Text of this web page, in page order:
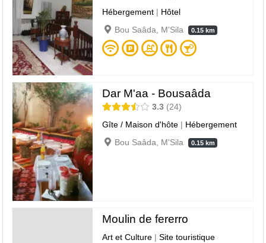
Hébergement | Hôtel
Bou Saâda, M'Sila
0.15 km
Dar M'aa - Bousaâda
3.3 24
Gîte / Maison d'hôte | Hébergement
Bou Saâda, M'Sila
0.15 km
Moulin de fererro
Art et Culture |Site touristique